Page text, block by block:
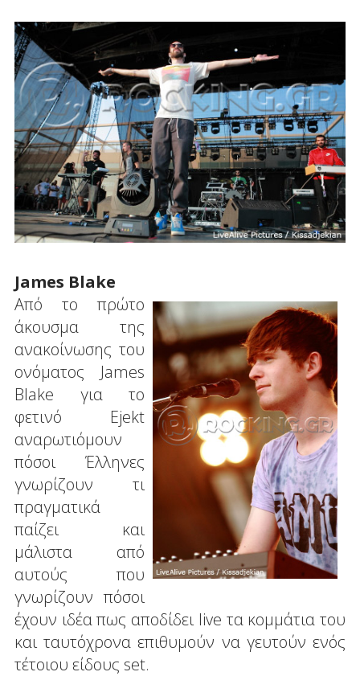
James Blake
Από το πρώτο
άκουσμα της
ανακοίνωσης του
ονόματος James
Blake για το
φετινό Ejekt
αναρωτιόμουν
πόσοι Έλληνες
γνωρίζουν τι
πραγματικά
παίζει και
μάλιστα από
αυτούς που
γνωρίζουν πόσοι
έχουν ιδέα πως αποδίδει live τα κομμάτια του
και ταυτόχρονα επιθυμούν να γευτούν ενός
τέτοιου είδους set.